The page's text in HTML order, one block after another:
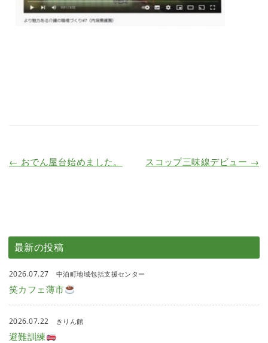
← おでん屋台始めました。 スコップ三味線デビュー →
最新の投稿
2026.07.27 中泊町地域包括支援センター
笑カフェ薄市
2026.07.22 きりん館
避難訓練